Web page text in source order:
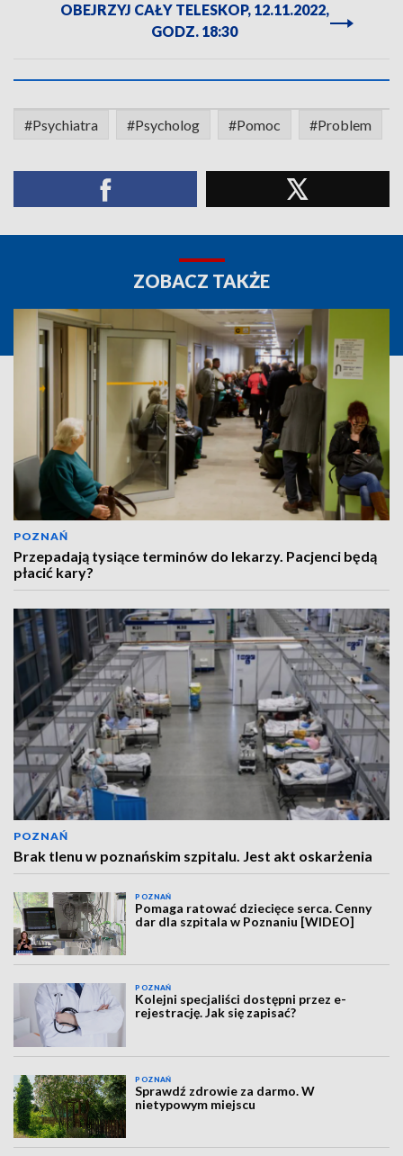
OBEJRZYJ CAŁY TELESKOP, 12.11.2022,
GODZ. 18:30
#Psychiatra #Psycholog #Pomoc #Problem
ZOBACZ TAKŻE
POZNAŃ
Przepadają tysiące terminów do lekarzy. Pacjenci będą
płacić kary?
POZNAŃ
Brak tlenu w poznańskim szpitalu. Jest akt oskarżenia
POZNAŃ
Pomaga ratować dziecięce serca. Cenny
dar dla szpitala w Poznaniu [WIDEO]
POZNAŃ
Kolejni specjaliści dostępni przez e-
rejestrację. Jak się zapisać?
POZNAŃ
Sprawdź zdrowie za darmo. W
nietypowym miejscu